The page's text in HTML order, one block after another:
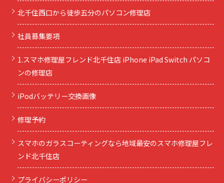
北千住西口から徒歩五分のパソコン修理店
社員募集要項
1.スマホ修理屋フレンド北千住店 iPhone iPad Switch パソコ
ンの修理店
iPodバッテリー交換画像
修理予約
スマホのガラスコーティングなら地域最安のスマホ修理屋フレ
ンド北千住店
プライバシーポリシー